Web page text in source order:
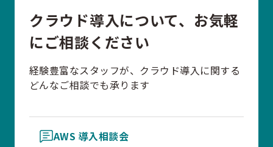
クラウド導入について、お気軽
にご相談ください
経験豊富なスタッフが、クラウド導入に関する
どんなご相談でも承ります
AWS 導入相談会